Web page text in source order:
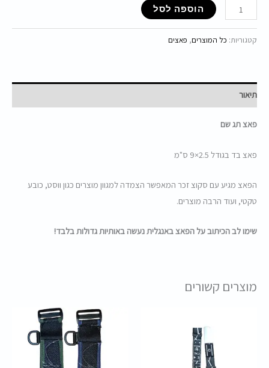
הוספה לסל
קטגוריות: כל המוצרים, פאצים
תיאור
פאצ תג שם
פאצ בד בגודל 2.5×9 ס"מ
הפאצ מגיע עם סקוצ זכר המאפשר הצמדה למגוון מוצרים כגון ווסט, כובע
טקטי, ועוד הרבה מוצרים.
שימו לב הכיתוב על הפאצ באנגלית נעשה באותיות גדולות בלבד!
מוצרים קשורים